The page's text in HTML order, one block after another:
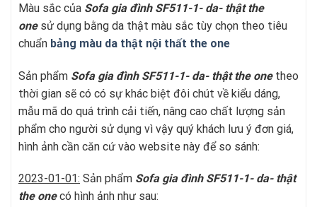
Màu sắc của Sofa gia đình SF511-1- da- thậtthe
one sử dụng bằng da thật màu sắc tùy chọn theo tiêu
chuẩn bảng màu da thật nội thất the one
Sản phẩm Sofa gia đình SF511-1- da- thậtthe onetheo
thời gian sẽ có có sự khác biệt đôi chút về kiểu dáng,
mẫu mã do quá trình cải tiến, nâng cao chất lượng sản
phẩm cho người sử dụng vì vậy quý khách lưu ý đơn giá,
hình ảnh cần căn cứ vào website này để so sánh:
2023-01-01: Sản phẩm Sofa gia đình SF511-1- da- thật
the onecó hình ảnh như sau: